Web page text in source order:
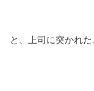
と、上司に突かれた